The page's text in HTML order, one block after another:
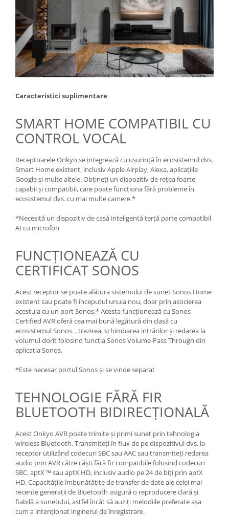
Caracteristici suplimentare
SMART HOME COMPATIBIL CU
CONTROL VOCAL
Receptoarele Onkyo se integrează cu ușurință în ecosistemul dvs.
Smart Home existent, inclusiv Apple Airplay, Alexa, aplicațiile
Google și multe altele. Obțineți un dispozitiv de rețea foarte
capabil și compatibil, care poate funcționa fără probleme în
ecosistemul dvs. cu mai multe camere.*
*Necesită un dispozitiv de casă inteligentă terță parte compatibil
AI cu microfon
FUNCȚIONEAZĂ CU
CERTIFICAT SONOS
Acest receptor se poate alătura sistemului de sunet Sonos Home
existent sau poate fi începutul unuia nou, doar prin asocierea
acestuia cu un port Sonos.* Acesta funcționează cu Sonos
Certified AVR oferă cea mai bună legătură din clasă cu
ecosistemul Sonos. , trezirea, schimbarea intrărilor și redarea la
volumul dorit folosind funcția Sonos Volume-Pass Through din
aplicația Sonos.
*Este necesar portul Sonos și se vinde separat
TEHNOLOGIE FĂRĂ FIR
BLUETOOTH BIDIRECȚIONALĂ
Acest Onkyo AVR poate trimite și primi sunet prin tehnologia
wireless Bluetooth. Transmiteți în flux de pe dispozitivul dvs. la
receptor utilizând codecuri SBC sau AAC sau transmiteți redarea
audio prin AVR către căști fără fir compatibile folosind codecuri
SBC, aptX ™ sau aptX HD, inclusiv audio pe 24 de biți prin aptX
HD. Capacitățile îmbunătățite de transfer de date ale celei mai
recente generații de Bluetooth asigură o reproducere clară și
fiabilă a sunetului, astfel încât să auziți melodiile preferate așa
cum a intenționat inginerul de înregistrare.